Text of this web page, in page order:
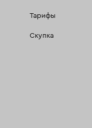
Тарифы
Скупка